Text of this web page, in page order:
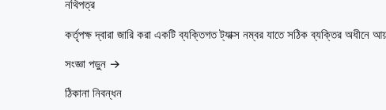
নথিপত্র
কর্তৃপক্ষ দ্বারা জারি করা একটি ব্যক্তিগত ট্যাক্স নম্বর যাতে সঠিক ব্যক্তির অধীনে
সংজ্ঞা পড়ুন →
ঠিকানা নিবন্ধন